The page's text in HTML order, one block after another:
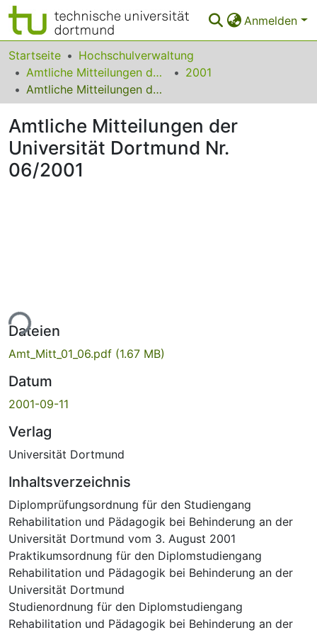
Anmelden
Bereiche & Sammlungen
Das gesamte Repositorium
FAQ
Leitlinien
Startseite
Hochschulverwaltung
Amtliche Mitteilungen der Technischen Universität Dortmund
2001
Amtliche Mitteilungen der Universität Dortmund Nr. 06/2001
Amtliche Mitteilungen der
Universität Dortmund Nr.
06/2001
Dateien
Amt_Mitt_01_06.pdf (1.67 MB)
Datum
2001-09-11
Verlag
Universität Dortmund
Inhaltsverzeichnis
Diplomprüfungsordnung für den Studiengang
Rehabilitation und Pädagogik bei Behinderung an der
Universität Dortmund vom 3. August 2001
Praktikumsordnung für den Diplomstudiengang
Rehabilitation und Pädagogik bei Behinderung an der
Universität Dortmund
Studienordnung für den Diplomstudiengang
Rehabilitation und Pädagogik bei Behinderung an der